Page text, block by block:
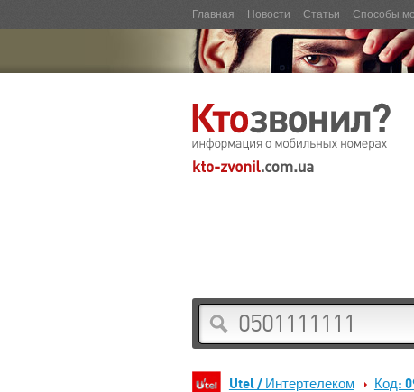
Главная Новости Статьи Способы
Utel / Интертелеком Код: